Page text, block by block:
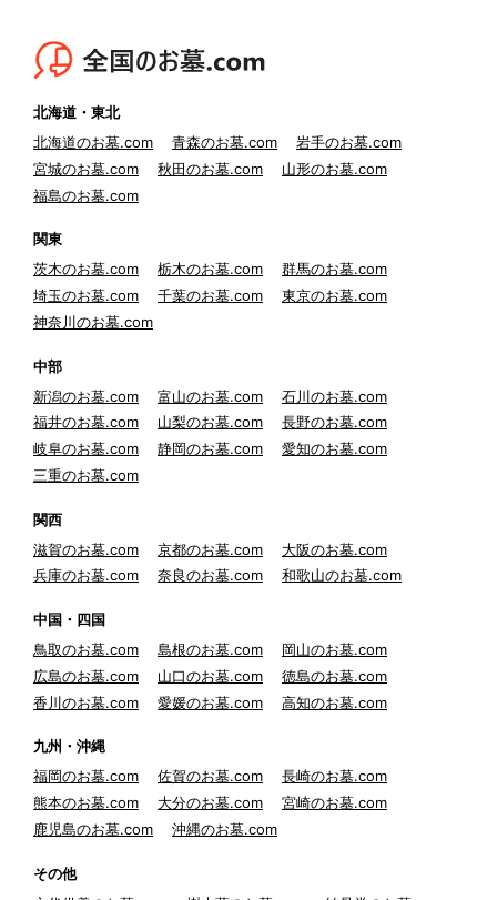
北海道・東北
北海道のお墓.com
青森のお墓.com
岩手のお墓.com
宮城のお墓.com
秋田のお墓.com
山形のお墓.com
福島のお墓.com
関東
茨木のお墓.com
栃木のお墓.com
群馬のお墓.com
埼玉のお墓.com
千葉のお墓.com
東京のお墓.com
神奈川のお墓.com
中部
新潟のお墓.com
富山のお墓.com
石川のお墓.com
福井のお墓.com
山梨のお墓.com
長野のお墓.com
岐阜のお墓.com
静岡のお墓.com
愛知のお墓.com
三重のお墓.com
関西
滋賀のお墓.com
京都のお墓.com
大阪のお墓.com
兵庫のお墓.com
奈良のお墓.com 和歌山のお墓.com
中国・四国
鳥取のお墓.com
島根のお墓.com
岡山のお墓.com
広島のお墓.com
山口のお墓.com
徳島のお墓.com
香川のお墓.com
愛媛のお墓.com 高知のお墓.com
九州・沖縄
福岡のお墓.com
佐賀のお墓.com
長崎のお墓.com
熊本のお墓.com
大分のお墓.com
宮崎のお墓.com
鹿児島のお墓.com
沖縄のお墓.com
その他